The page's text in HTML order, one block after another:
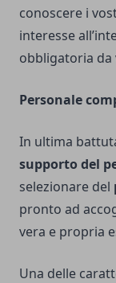
conoscere i
interesse
obbligatoria da
Personale
In ultima
supporto del
selezionare del
pronto ad
vera e propria
Una delle